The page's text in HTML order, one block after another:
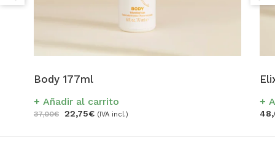
Body 177ml
Añadir al carrito
37,00€ 22,75€ (IVA incl.)